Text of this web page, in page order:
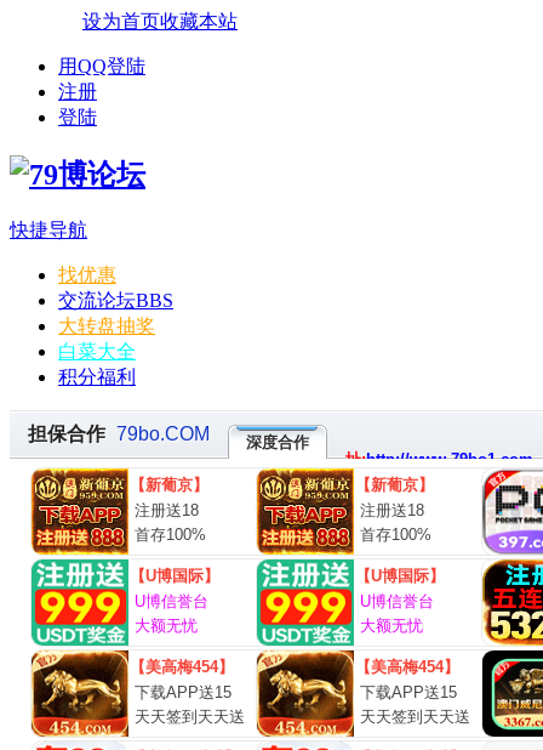
设为首页收藏本站
用QQ登陆
注册
登陆
快捷导航
找优惠
交流论坛BBS
大转盘抽奖
白菜大全
积分福利